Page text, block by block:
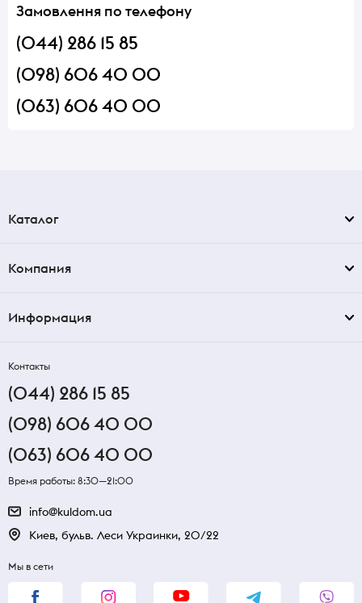
Замовлення по телефону
(044) 286 15 85
(098) 606 40 00
(063) 606 40 00
Каталог
Компания
Информация
Контакты
(044) 286 15 85
(098) 606 40 00
(063) 606 40 00
Время работы: 8:30—21:00
info@kuldom.ua
Киев, бульв. Леси Украинки, 20/22
Мы в сети